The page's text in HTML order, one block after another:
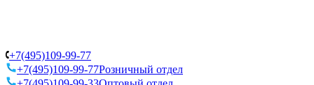
+7(495)109-99-77
+7(495)109-99-77Розничный отдел